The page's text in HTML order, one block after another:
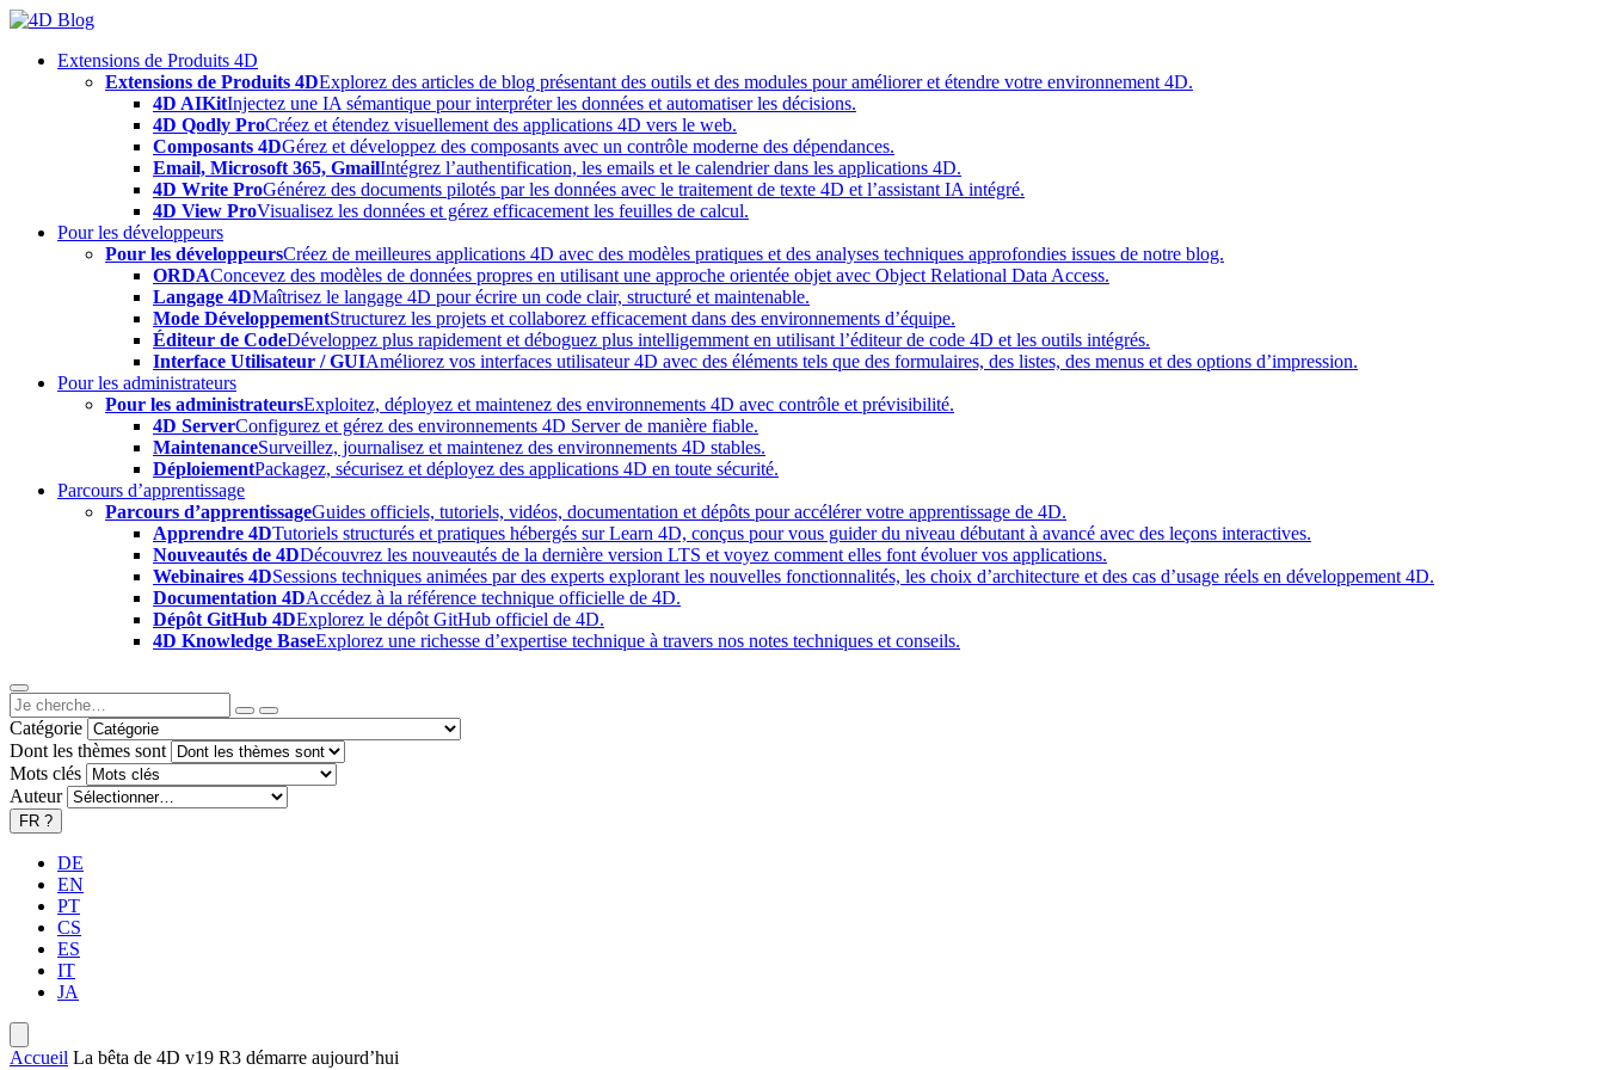
Skip
contentExtensions de Produits 4D
Extensions de Produits 4DExplorez des articles de blog présentant des outils et des modules pour améliorer et étendre votre environnement 4D.
4D AIKitInjectez une IA sémantique pour interpréter les données et automatiser les décisions.
4D Qodly ProCréez et étendez visuellement des applications 4D vers le web.
Composants 4DGérez et développez des composants avec un contrôle moderne des dépendances.
Email, Microsoft 365, GmailIntégrez l’authentification, les emails et le calendrier dans les applications 4D.
4D Write ProGénérez des documents pilotés par les données avec le traitement de texte 4D et l’assistant IA intégré.
4D View ProVisualisez les données et gérez efficacement les feuilles de calcul.
Pour les développeurs
Pour les développeursCréez de meilleures applications 4D avec des modèles pratiques et des analyses techniques approfondies issues de notre blog.
ORDAConcevez des modèles de données propres en utilisant une approche orientée objet avec Object Relational Data Access.
Langage 4DMaîtrisez le langage 4D pour écrire un code clair, structuré et maintenable.
Mode DéveloppementStructurez les projets et collaborez efficacement dans des environnements d’équipe.
Éditeur de CodeDéveloppez plus rapidement et déboguez plus intelligemment en utilisant l’éditeur de code 4D et les outils intégrés.
Interface Utilisateur / GUIAméliorez vos interfaces utilisateur 4D avec des éléments tels que des formulaires, des listes, des menus et des options d’impression.
Pour les administrateurs
Pour les administrateursExploitez, déployez et maintenez des environnements 4D avec contrôle et prévisibilité.
4D ServerConfigurez et gérez des environnements 4D Server de manière fiable.
MaintenanceSurveillez, journalisez et maintenez des environnements 4D stables.
DéploiementPackagez, sécurisez et déployez des applications 4D en toute sécurité.
Parcours d’apprentissage
Parcours d’apprentissageGuides officiels, tutoriels, vidéos, documentation et dépôts pour accélérer votre apprentissage de 4D.
Apprendre 4DTutoriels structurés et pratiques hébergés sur Learn 4D, conçus pour vous guider du niveau débutant à avancé avec des leçons interactives.
Nouveautés de 4DDécouvrez les nouveautés de la dernière version LTS et voyez comment elles font évoluer vos applications.
Webinaires 4DSessions techniques animées par des experts explorant les nouvelles fonctionnalités, les choix d’architecture et des cas d’usage réels en développement 4D.
Documentation 4DAccédez à la référence technique officielle de 4D.
Dépôt GitHub 4DExplorez le dépôt GitHub officiel de 4D.
4D Knowledge BaseExplorez une richesse d’expertise technique à travers nos notes techniques et conseils.
Catégorie
Dont les thèmes sont
Mots clés
Auteur
FR ?
DE
EN
PT
CS
ES
IT
JA
Accueil La bêta de 4D v19 R3 démarre aujourd’hui